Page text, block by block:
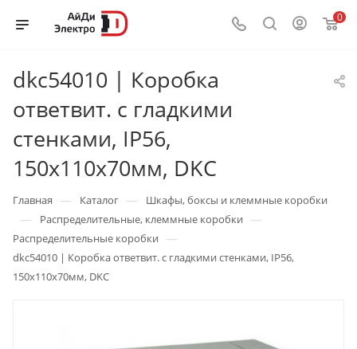
0
dkc54010 | Коробка
ответвит. с гладкими
стенками, IP56,
150х110х70мм, DKC
Главная — Каталог — Шкафы, боксы и клеммные коробки
— Распределительные, клеммные коробки —
Распределительные коробки —
dkc54010 | Коробка ответвит. с гладкими стенками, IP56,
150х110х70мм, DKC